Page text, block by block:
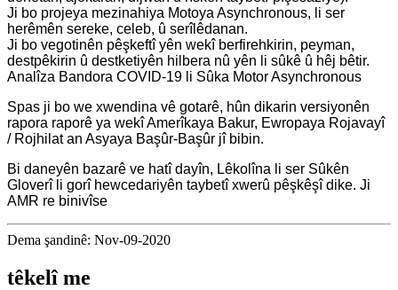
Ji bo projeya mezinahiya Motoya Asynchronous, li ser
herêmên sereke, celeb, û serîlêdanan.
Ji bo vegotinên pêşkeftî yên wekî berfirehkirin, peyman,
destpêkirin û destketiyên hilbera nû yên li sûkê û hêj bêtir.
Analîza Bandora COVID-19 li Sûka Motor Asynchronous
Spas ji bo we xwendina vê gotarê, hûn dikarin versiyonên
rapora raporê ya wekî Amerîkaya Bakur, Ewropaya Rojavayî
/ Rojhilat an Asyaya Başûr-Başûr jî bibin.
Bi daneyên bazarê ve hatî dayîn, Lêkolîna li ser Sûkên
Gloverî li gorî hewcedariyên taybetî xwerû pêşkêşî dike. Ji
AMR re binivîse
Dema şandinê: Nov-09-2020
têkelî me